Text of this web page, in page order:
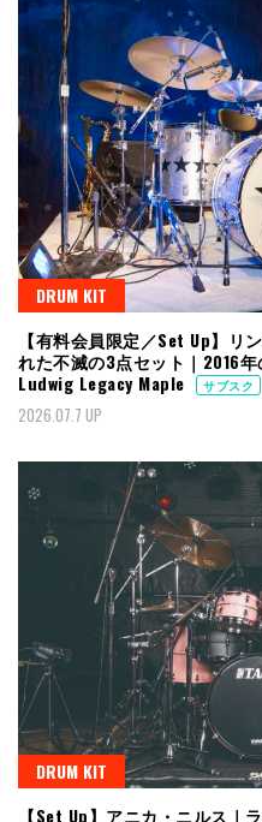
DRUM KIT
【有料会員限定／Set Up】リ
れた不滅の3点セット｜2016
Ludwig Legacy Maple
サブスク
2026.07.7 UP
DRUM KIT
【Set Up】アニカ・ニルス｜